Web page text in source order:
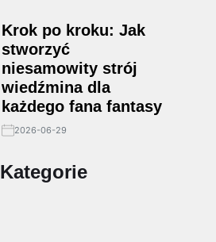
Krok po kroku: Jak
stworzyć
niesamowity strój
wiedźmina dla
każdego fana fantasy
2026-06-29
Kategorie